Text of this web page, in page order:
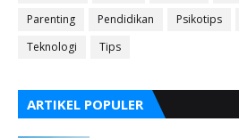
Parenting
Pendidikan Psikotips
Teknologi
Tips
ARTIKEL POPULER